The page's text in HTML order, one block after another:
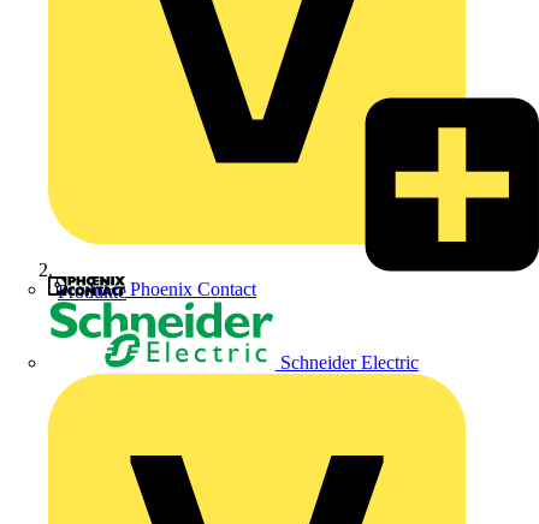
Phoenix Contact
Schneider Electric
Produkte